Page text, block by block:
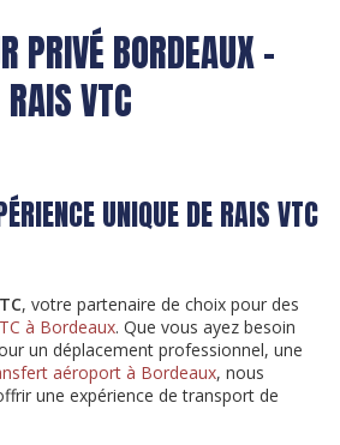
PRIVÉ BORDEAUX -
RAIS VTC
UNIQUE DE RAIS VTC
, votre partenaire de choix pour des
à Bordeaux. Que vous ayez besoin
un déplacement professionnel, une
aéroport à Bordeaux, nous
une expérience de transport de